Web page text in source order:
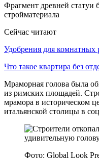
Фрагмент древней статуи
стройматериала
Сейчас читают
Удобрения для
Что такое квартира без
Мраморная голова была
из римских площадей.
мрамора в историческом
итальянской столицы в
Фото: Global Look